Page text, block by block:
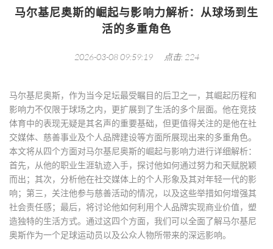
马尔基尼奥斯的崛起与影响力解析：从球场到生
活的多重角色
2026-03-08 09:59:19 点击: 224
马尔基尼奥斯，作为当今足坛最受瞩目的后卫之一，其崛起历程和
影响力不仅限于球场之内，更扩展到了生活的多个层面。他在竞技
体育中的表现无疑是其名声的重要基础，但更值得关注的是他在社
交媒体、慈善事业及个人品牌建设等方面所展现出来的多重角色。
本文将从四个方面对马尔基尼奥斯的崛起与影响力进行详细解析：
首先，从他的职业生涯轨迹入手，探讨他如何通过努力和天赋脱颖
而出；其次，分析他在社交媒体上的个人形象及其对年轻一代的影
响；第三，关注他参与慈善活动的情况，以及这些举措如何增强其
社会责任感；最后，将讨论他如何利用个人品牌实现商业价值，塑
造独特的生活方式。通过这四个方面，我们可以全面了解马尔基尼
奥斯作为一个足球运动员以及公众人物所带来的深远影响。